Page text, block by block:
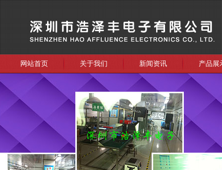
网站首页 关于我们 新闻资讯 产品展